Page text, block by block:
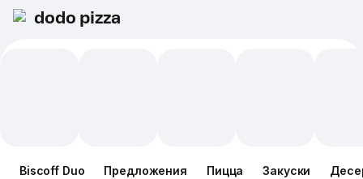
dodo pizza
Biscoff Duo Предложения Пицца Закуски